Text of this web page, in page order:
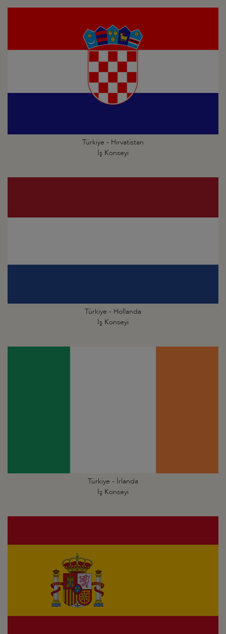
Türkiye - Hırvatistan
İş Konseyi
Türkiye - Hollanda
İş Konseyi
Türkiye - İrlanda
İş Konseyi